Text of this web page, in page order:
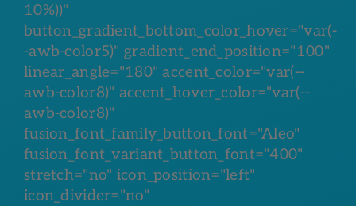
10%))"
button_gradient_bottom_color_hover="var(-
-awb-color5)" gradient_end_position="100"
linear_angle="180" accent_color="var(--
awb-color8)" accent_hover_color="var(--
awb-color8)"
fusion_font_family_button_font="Aleo"
fusion_font_variant_button_font="400"
stretch="no" icon_position="left"
icon_divider="no"